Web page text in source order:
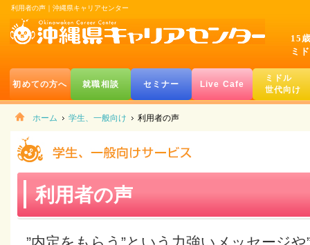
利用者の声｜沖縄県キャリアセンター
15
ミ
初めての方へ 就職相談 セミナー Live Cafe
ミドル
世代向け
ホーム 学生、一般向け 利用者の声
利用者の声